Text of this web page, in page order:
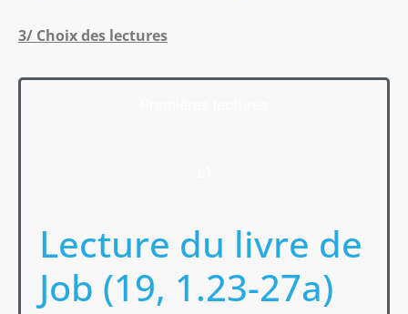
3/ Choix des lectures
Lecture du livre de
Job (19, 1.23-27a)